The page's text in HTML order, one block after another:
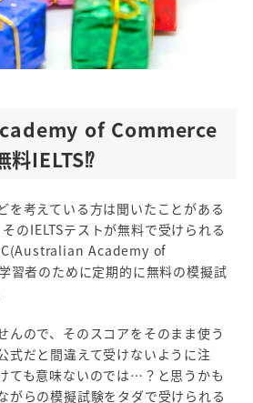
of Commerce
料IELTS⁉
を考えている方は聞いたことがある
のIELTSテストが無料で受けられる
Academy of
習者のために定期的に無料の模擬試
んので、そのスコアをそのまま使う
式だと間違えて受けないように注
ても意味ないのでは…？と思うかも
がらの模擬試験をタダで受けられる